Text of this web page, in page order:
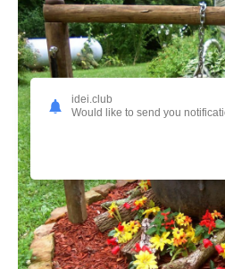
idei.club
Would like to send you